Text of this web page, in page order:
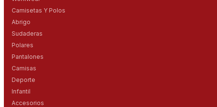
Camisetas Y Polos
Abrigo
Sudaderas
Polares
Pantalones
Camisas
Deporte
Infantil
Accesorios